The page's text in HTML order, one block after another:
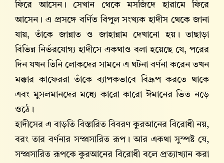
ফিরে আসেন। সেখান থেকে মসজিদে হারামে ফিরে
আসেন। এ প্রসঙ্গে বর্ণিত বিপুল সংখ্যক হাদীস থেকে জানা
যায়, তাঁকে জান্নাত ও জাহান্নাম দেখানো হয়। তাছাড়া
বিভিন্ন নির্ভরযোগ্য হাদীসে একথাও বলা হয়েছে যে, পরের
দিন যখন তিনি লোকদের সামনে এ ঘটনা বর্ণনা করেন তখন
মক্কার কাফেররা তাঁকে ব্যাপকভাবে বিদ্রূপ করতে থাকে
এবং মুসলমানদের মধ্যে কারো কারো ঈমানের ভিত নড়ে
ওঠে।
হাদীসের এ বাড়তি বিস্তারিত বিবরণ কুরআনের বিরোধী নয়,
বরং তার বর্ণনার সম্প্রসারিত রূপ। আর একথা সুস্পষ্ট যে,
সম্প্রসারিত রূপকে কুরআনের বিরোধী বলে প্রত্যাখ্যান করা